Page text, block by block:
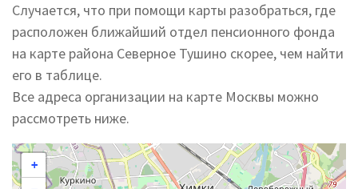
Случается, что при помощи карты разобраться, где
расположен ближайший отдел пенсионного фонда
на карте района Северное Тушино скорее, чем найти
его в таблице.
Все адреса организации на карте Москвы можно
рассмотреть ниже.
+